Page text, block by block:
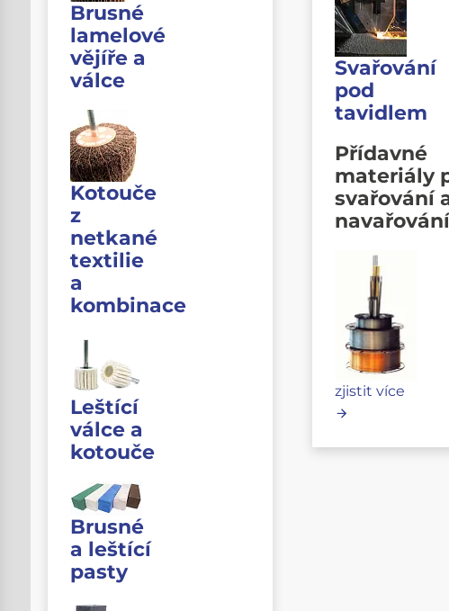
Brusné
lamelové
vějíře a
válce
Kotouče
z
netkané
textilie
a
kombinace
Leštící
válce a
kotouče
Brusné
a leštící
pasty
Svařování
pod
tavidlem
Přídavné
materiály
svařování
navařování
zjistit více